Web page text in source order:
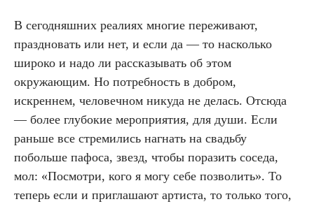
В сегодняшних реалиях многие переживают,
праздновать или нет, и если да — то насколько
широко и надо ли рассказывать об этом
окружающим. Но потребность в добром,
искреннем, человечном никуда не делась. Отсюда
— более глубокие мероприятия, для души. Если
раньше все стремились нагнать на свадьбу
побольше пафоса, звезд, чтобы поразить соседа,
мол: «Посмотри, кого я могу себе позволить». То
теперь если и приглашают артиста, то только того,